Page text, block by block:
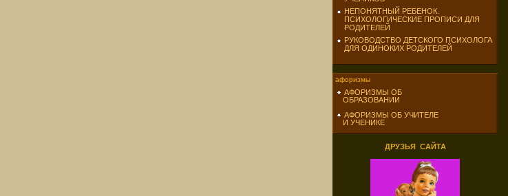
НЕПОНЯТНЫЙ РЕБЕНОК.
ПСИХОЛОГИЧЕСКИЕ ПРОПИСИ ДЛЯ
РОДИТЕЛЕЙ
РУКОВОДСТВО ДЕТСКОГО ПСИХОЛОГА
ДЛЯ ОДИНОКИХ РОДИТЕЛЕЙ
афоризмы
АФОРИЗМЫ ОБ
ОБРАЗОВАНИИ
АФОРИЗМЫ ОБ УЧИТЕЛЕ
И УЧЕНИКЕ
ДРУЗЬЯ САЙТА